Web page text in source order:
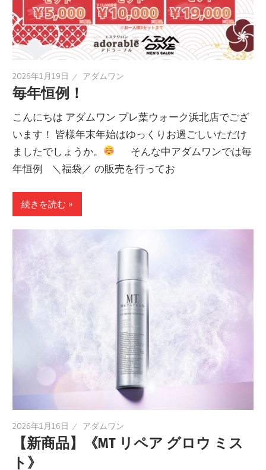
2026年1月19日 アダムワン
毎年恒例！
こんにちは アダムワン プレ葉ウォーク浜北店でござ
います！ 皆様年末年始はゆっくりお過ごしいただけ
ましたでしょうか。
そんな中アダムワンでは毎
年恒例 ＼福袋／ の販売を行ってお
続きを読む »
2026年1月16日 アダムワン
【新商品】《MT リペア グロウ ミス
ト》